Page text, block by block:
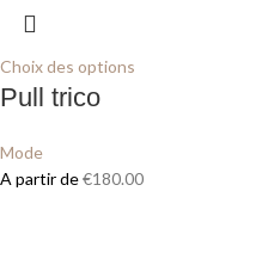
Choix des options
Pull trico
Mode
A partir de€180.00